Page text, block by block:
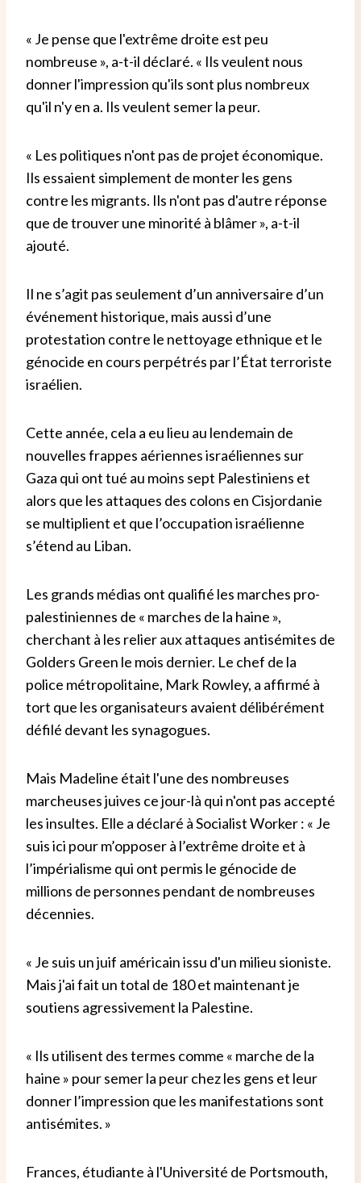
« Je pense que l'extrême droite est peu
nombreuse », a-t-il déclaré. « Ils veulent nous
donner l'impression qu'ils sont plus nombreux
qu'il n'y en a. Ils veulent semer la peur.
« Les politiques n'ont pas de projet économique.
Ils essaient simplement de monter les gens
contre les migrants. Ils n'ont pas d'autre réponse
que de trouver une minorité à blâmer », a-t-il
ajouté.
Il ne s’agit pas seulement d’un anniversaire d’un
événement historique, mais aussi d’une
protestation contre le nettoyage ethnique et le
génocide en cours perpétrés par l’État terroriste
israélien.
Cette année, cela a eu lieu au lendemain de
nouvelles frappes aériennes israéliennes sur
Gaza qui ont tué au moins sept Palestiniens et
alors que les attaques des colons en Cisjordanie
se multiplient et que l’occupation israélienne
s’étend au Liban.
Les grands médias ont qualifié les marches pro-
palestiniennes de « marches de la haine »,
cherchant à les relier aux attaques antisémites de
Golders Green le mois dernier. Le chef de la
police métropolitaine, Mark Rowley, a affirmé à
tort que les organisateurs avaient délibérément
défilé devant les synagogues.
Mais Madeline était l'une des nombreuses
marcheuses juives ce jour-là qui n'ont pas accepté
les insultes. Elle a déclaré à Socialist Worker : « Je
suis ici pour m’opposer à l’extrême droite et à
l’impérialisme qui ont permis le génocide de
millions de personnes pendant de nombreuses
décennies.
« Je suis un juif américain issu d'un milieu sioniste.
Mais j'ai fait un total de 180 et maintenant je
soutiens agressivement la Palestine.
« Ils utilisent des termes comme « marche de la
haine » pour semer la peur chez les gens et leur
donner l’impression que les manifestations sont
antisémites. »
Frances, étudiante à l'Université de Portsmouth,